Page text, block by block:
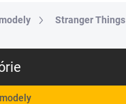
Stranger Things